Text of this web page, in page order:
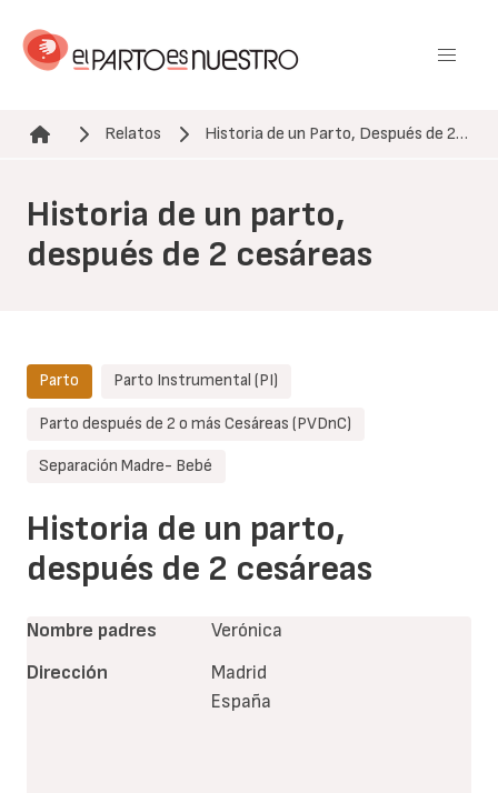
contenido
Ruta de navegación
Relatos Historia de un Parto, Después de 2…
Historia de un parto,
después de 2 cesáreas
Historia de un parto,
después de 2 cesáreas
Parto Parto Instrumental (PI)
Parto después de 2 o más Cesáreas (PVDnC)
Separación Madre- Bebé
Nombre padres
Verónica
Dirección
Madrid
España